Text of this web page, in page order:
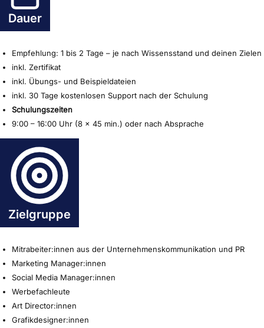
Dauer
Empfehlung: 1 bis 2 Tage – je nach Wissensstand und deinen Zielen
inkl. Zertifikat
inkl. Übungs- und Beispieldateien
inkl. 30 Tage kostenlosen Support nach der Schulung
Schulungszeiten
9:00 – 16:00 Uhr (8 x 45 min.) oder nach Absprache
Zielgruppe
Mitrabeiter:innen aus der Unternehmenskommunikation und PR
Marketing Manager:innen
Social Media Manager:innen
Werbefachleute
Art Director:innen
Grafikdesigner:innen